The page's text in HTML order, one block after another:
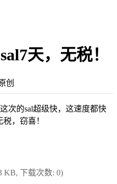
天，无税！
创
次的sal超级快，这速度都快
，窃喜！
KB, 下载次数: 0)